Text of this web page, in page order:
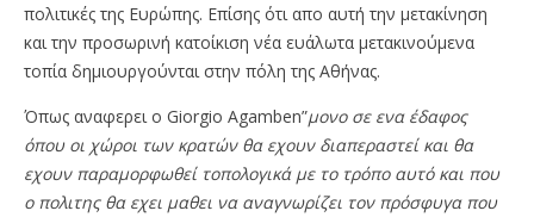
πολιτικές της Ευρώπης. Επίσης ότι απο αυτή την μετακίνηση
και την προσωρινή κατοίκιση νέα ευάλωτα μετακινούμενα
τοπία δημιουργούνται στην πόλη της Αθήνας.
Όπως αναφερει ο Giorgio Agamben”μονο σε ενα έδαφος
όπου οι χώροι των κρατών θα εχουν διαπεραστεί και θα
εχουν παραμορφωθεί τοπολογικά με το τρόπο αυτό και που
ο πολιτης θα εχει μαθει να αναγνωρίζει τον πρόσφυγα που